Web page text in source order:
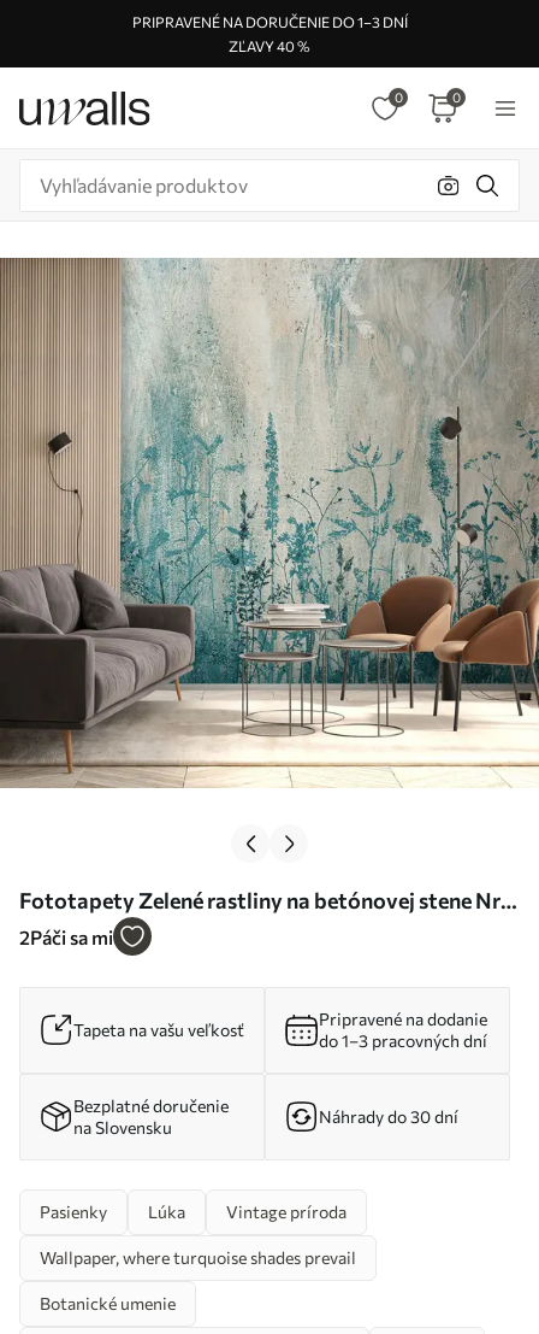
PRIPRAVENÉ NA DORUČENIE DO 1–3 DNÍ
ZĽAVY 40 %
0 0
Fototapety Zelené rastliny na betónovej stene Nr.
u93666
2Páči sa mi
Tapeta na vašu veľkosť
Pripravené na dodanie
do 1–3 pracovných dní
Bezplatné doručenie
na Slovensku
Náhrady do 30 dní
Pasienky Lúka Vintage príroda
Wallpaper, where turquoise shades prevail
Botanické umenie